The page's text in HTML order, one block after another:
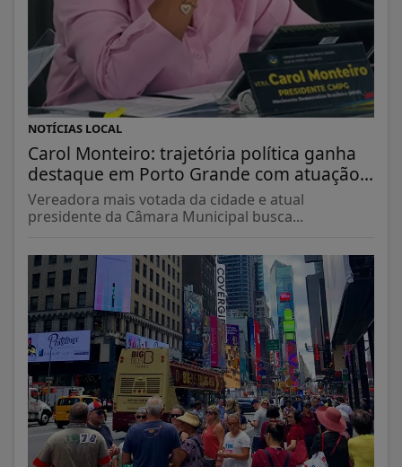
NOTÍCIAS LOCAL
Carol Monteiro: trajetória política ganha
destaque em Porto Grande com atuação...
Vereadora mais votada da cidade e atual
presidente da Câmara Municipal busca...